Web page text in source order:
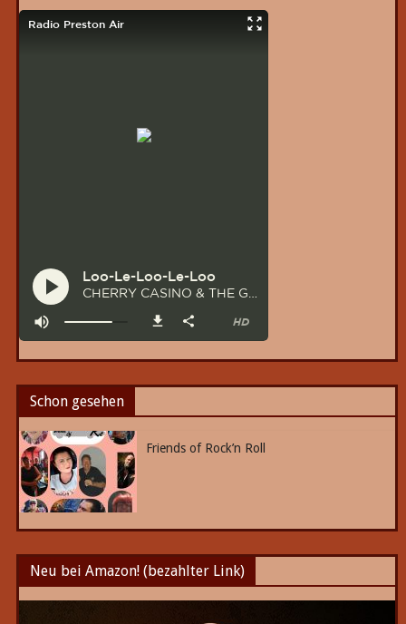
Schon gesehen
Friends of Rock’n Roll
Neu bei Amazon! (bezahlter Link)